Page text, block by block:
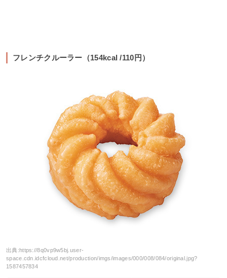
フレンチクルーラー（154kcal /110円）
出典:https://8q0vp9w5bj.user-
space.cdn.idcfcloud.net/production/imgs/images/000/008/084/original.jpg?
1587457834